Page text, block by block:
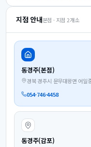
지점 안내본점 · 지점 2개소
동경주(본점)
경북 경주시 문무대왕면 어일
054-746-4458
동경주(감포)